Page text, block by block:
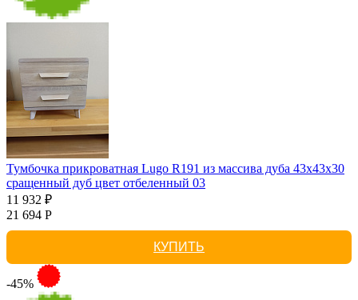
Тумбочка прикроватная Lugo R191 из массива дуба 43х43х30
сращенный дуб цвет отбеленный 03
11 932 ₽
21 694 Р
КУПИТЬ
-45%